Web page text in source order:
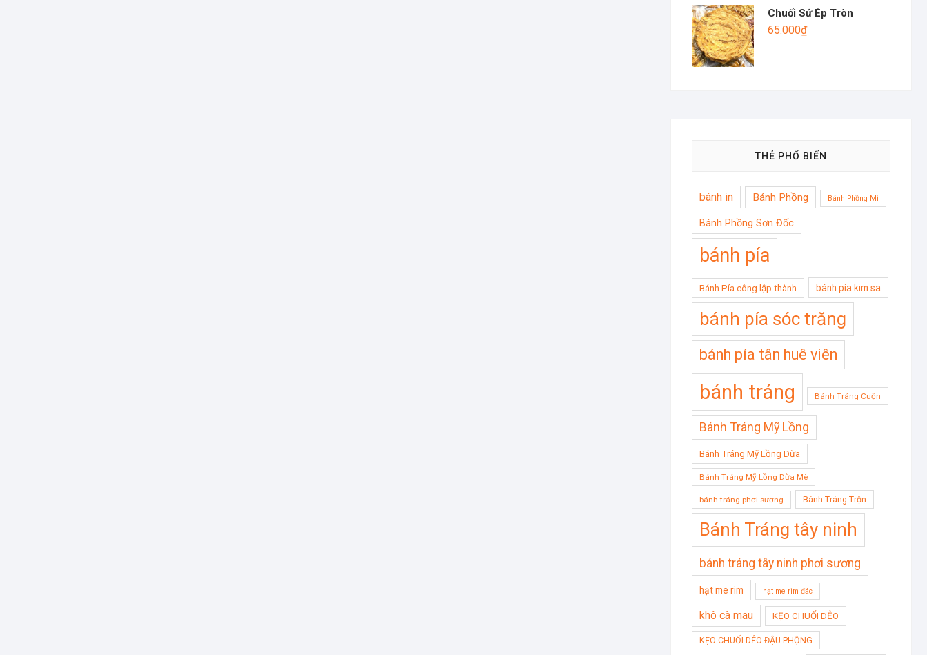
Chuối Sứ Ép Tròn
65.000₫
THẺ PHỔ BIẾN
bánh in Bánh Phồng Bánh Phồng Mì
Bánh Phồng Sơn Đốc
bánh pía
Bánh Pía công lập thành bánh pía kim sa
bánh pía sóc trăng
bánh pía tân huê viên
bánh tráng Bánh Tráng Cuộn
Bánh Tráng Mỹ Lồng
Bánh Tráng Mỹ Lồng Dừa
Bánh Tráng Mỹ Lồng Dừa Mè
bánh tráng phơi sương Bánh Tráng Trộn
Bánh Tráng tây ninh
bánh tráng tây ninh phơi sương
hạt me rim hạt me rim đác
khô cà mau KẸO CHUỐI DẺO
KẸO CHUỐI DẺO ĐẬU PHỘNG